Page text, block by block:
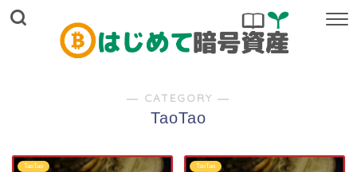
― CATEGORY ―
TaoTao
TaoTao TaoTao